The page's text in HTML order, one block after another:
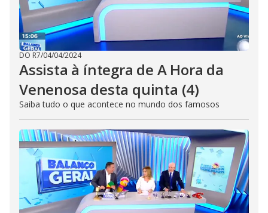
DO R7/04/04/2024
Assista à íntegra de A Hora da
Venenosa desta quinta (4)
Saiba tudo o que acontece no mundo dos famosos